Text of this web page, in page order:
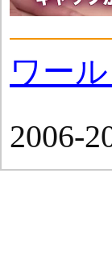
ワー
2006-